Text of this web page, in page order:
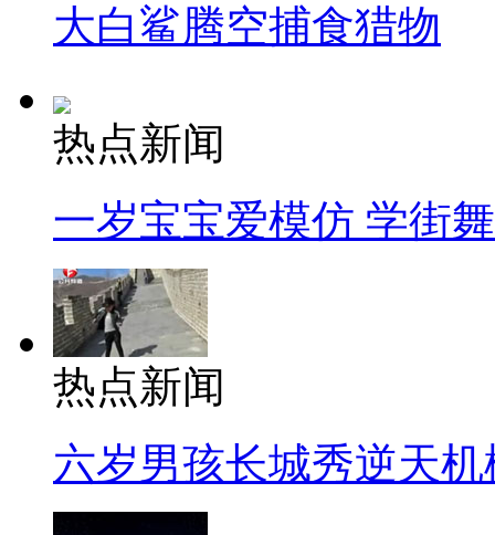
大白鲨腾空捕食猎物
热点新闻
一岁宝宝爱模仿 学街
热点新闻
六岁男孩长城秀逆天机